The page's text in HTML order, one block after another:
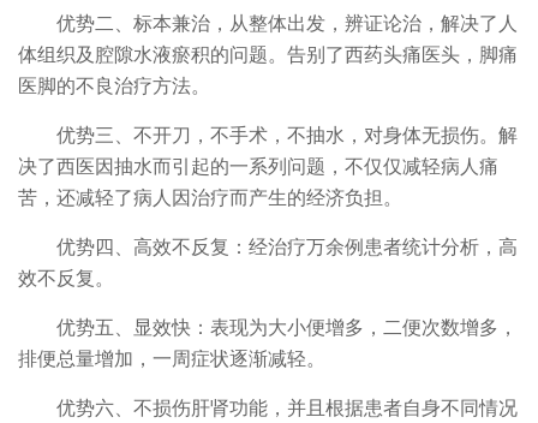
优势二、标本兼治，从整体出发，辨证论治，解决了人
体组织及腔隙水液瘀积的问题。告别了西药头痛医头，脚痛
医脚的不良治疗方法。
优势三、不开刀，不手术，不抽水，对身体无损伤。解
决了西医因抽水而引起的一系列问题，不仅仅减轻病人痛
苦，还减轻了病人因治疗而产生的经济负担。
优势四、高效不反复：经治疗万余例患者统计分析，高
效不反复。
优势五、显效快：表现为大小便增多，二便次数增多，
排便总量增加，一周症状逐渐减轻。
优势六、不损伤肝肾功能，并且根据患者自身不同情况